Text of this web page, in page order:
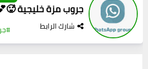
جروب مزة خليجية
شارك الرابط